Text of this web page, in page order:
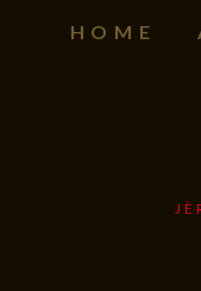
HOME